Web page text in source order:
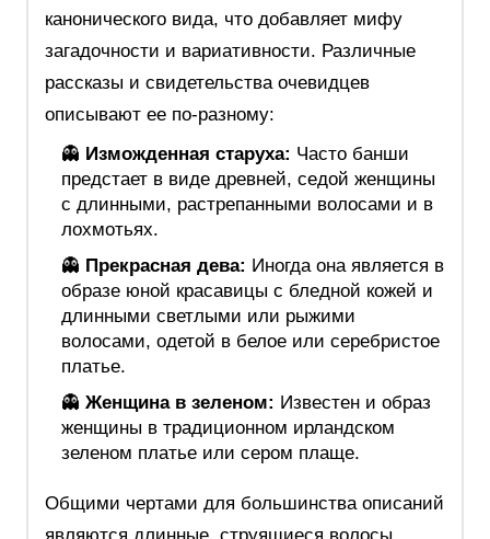
канонического вида, что добавляет мифу
загадочности и вариативности. Различные
рассказы и свидетельства очевидцев
описывают ее по-разному:
👻 Изможденная старуха: Часто банши
предстает в виде древней, седой женщины
с длинными, растрепанными волосами и в
лохмотьях.
👻 Прекрасная дева: Иногда она является в
образе юной красавицы с бледной кожей и
длинными светлыми или рыжими
волосами, одетой в белое или серебристое
платье.
👻 Женщина в зеленом: Известен и образ
женщины в традиционном ирландском
зеленом платье или сером плаще.
Общими чертами для большинства описаний